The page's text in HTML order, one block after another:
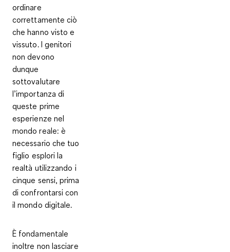
ordinare
correttamente ciò
che hanno visto e
vissuto. I genitori
non devono
dunque
sottovalutare
l’importanza di
queste prime
esperienze nel
mondo reale: è
necessario che tuo
figlio esplori la
realtà utilizzando i
cinque sensi, prima
di confrontarsi con
il mondo digitale.
È fondamentale
inoltre non lasciare